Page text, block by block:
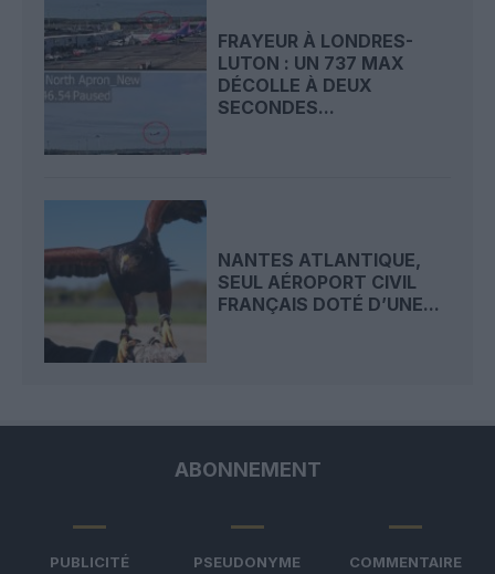
FRAYEUR À LONDRES-
LUTON : UN 737 MAX
DÉCOLLE À DEUX
SECONDES...
NANTES ATLANTIQUE,
SEUL AÉROPORT CIVIL
FRANÇAIS DOTÉ D’UNE...
ABONNEMENT
PUBLICITÉ
PSEUDONYME
COMMENTAIRE